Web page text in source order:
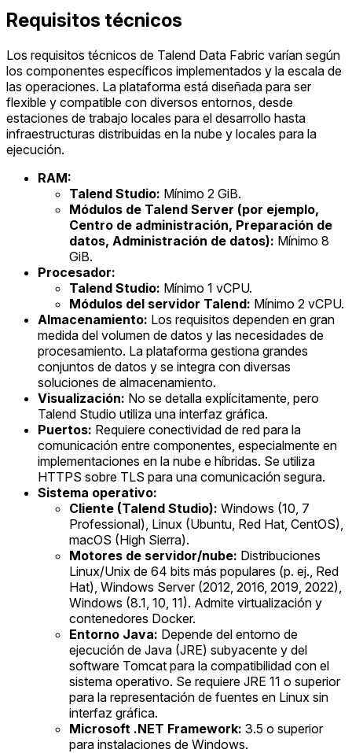
Requisitos técnicos
Los requisitos técnicos de Talend Data Fabric varían según
los componentes específicos implementados y la escala de
las operaciones. La plataforma está diseñada para ser
flexible y compatible con diversos entornos, desde
estaciones de trabajo locales para el desarrollo hasta
infraestructuras distribuidas en la nube y locales para la
ejecución.
RAM:
Talend Studio: Mínimo 2 GiB.
Módulos de Talend Server (por ejemplo,
Centro de administración, Preparación de
datos, Administración de datos): Mínimo 8
GiB.
Procesador:
Talend Studio: Mínimo 1 vCPU.
Módulos del servidor Talend: Mínimo 2 vCPU.
Almacenamiento: Los requisitos dependen en gran
medida del volumen de datos y las necesidades de
procesamiento. La plataforma gestiona grandes
conjuntos de datos y se integra con diversas
soluciones de almacenamiento.
Visualización: No se detalla explícitamente, pero
Talend Studio utiliza una interfaz gráfica.
Puertos: Requiere conectividad de red para la
comunicación entre componentes, especialmente en
implementaciones en la nube e híbridas. Se utiliza
HTTPS sobre TLS para una comunicación segura.
Sistema operativo:
Cliente (Talend Studio): Windows (10, 7
Professional), Linux (Ubuntu, Red Hat, CentOS),
macOS (High Sierra).
Motores de servidor/nube: Distribuciones
Linux/Unix de 64 bits más populares (p. ej., Red
Hat), Windows Server (2012, 2016, 2019, 2022),
Windows (8.1, 10, 11). Admite virtualización y
contenedores Docker.
Entorno Java: Depende del entorno de
ejecución de Java (JRE) subyacente y del
software Tomcat para la compatibilidad con el
sistema operativo. Se requiere JRE 11 o superior
para la representación de fuentes en Linux sin
interfaz gráfica.
Microsoft .NET Framework: 3.5 o superior
para instalaciones de Windows.